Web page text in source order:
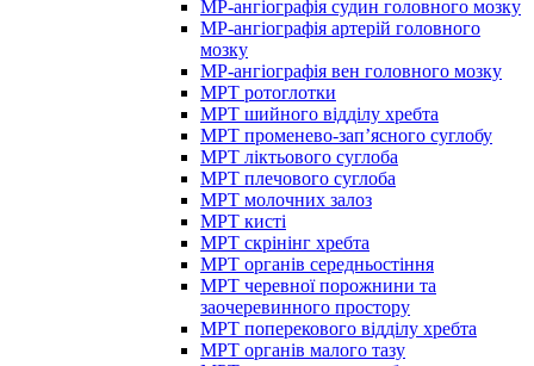
МР-ангіографія судин головного мозку
МР-ангіографія артерій головного
мозку
МР-ангіографія вен головного мозку
МРТ ротоглотки
МРТ шийного відділу хребта
МРТ променево-зап’ясного суглобу
МРТ ліктьового суглоба
МРТ плечового суглоба
МРТ молочних залоз
МРТ кисті
МРТ скрінінг хребта
МРТ органів середньостіння
МРТ черевної порожнини та
заочеревинного простору
МРТ поперекового відділу хребта
МРТ органів малого тазу